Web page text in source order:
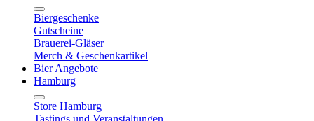
Biergeschenke
Gutscheine
Brauerei-Gläser
Merch & Geschenkartikel
Bier Angebote
Hamburg
Store Hamburg